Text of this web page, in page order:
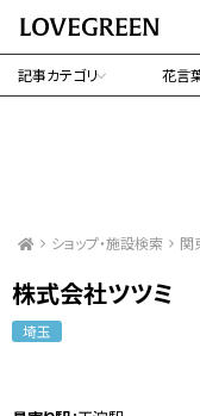
記事カテゴリ 花言
ショップ・施設検索 関
株式会社ツツミ
埼玉